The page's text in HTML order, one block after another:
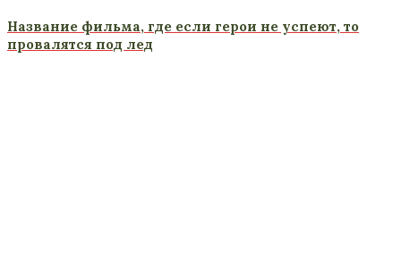
Название фильма, где если герои не успеют, то
провалятся под лед